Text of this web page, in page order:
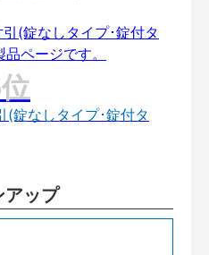
(錠なしタイプ･錠付タ
アップ